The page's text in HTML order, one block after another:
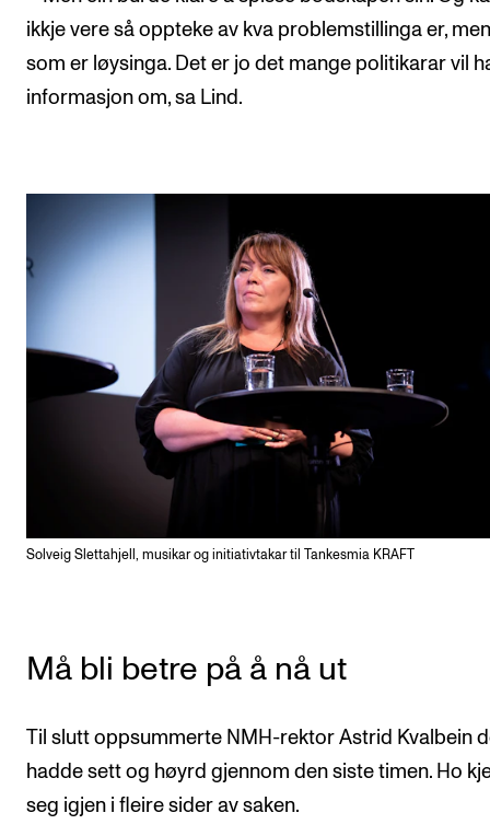
ikkje vere så oppteke av kva problemstillinga er,
som er løysinga. Det er jo det mange politikarar vil
informasjon om, sa Lind.
Solveig Slettahjell, musikar og initiativtakar til Tankesmia KRAFT
Må bli betre på å nå ut
Til slutt oppsummerte NMH-rektor Astrid Kvalbein
hadde sett og høyrd gjennom den siste timen. Ho
seg igjen i fleire sider av saken.